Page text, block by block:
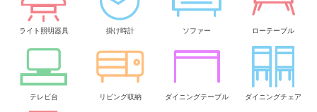
ライト照明器具 掛け時計 ソファー ローテーブル
テレビ台 リビング収納 ダイニングテーブル ダイニングチェア